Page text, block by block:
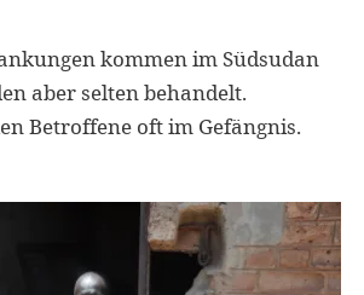
kommen im Südsudan
aber selten behandelt.
Betroffene oft im Gefängnis.
nutzen
helfen
Online-